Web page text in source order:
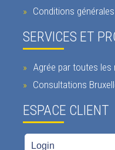
Conditions
SERVICES ET
Agrée par toutes les
Consultations
ESPACE CLIENT